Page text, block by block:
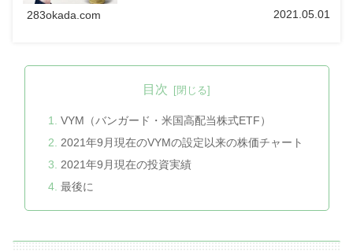
283okada.com 2021.05.01
目次
VYM（バンガード・米国高配当株式ETF）
2021年9月現在のVYMの設定以来の株価チャート
2021年9月現在の投資実績
最後に